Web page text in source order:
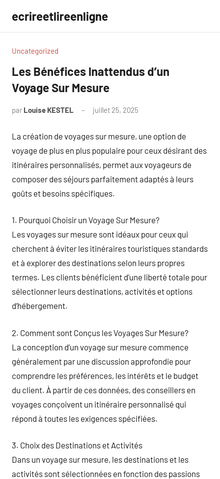
contenu
ecrireetlireenligne
Uncategorized
Les Bénéfices Inattendus d’un
Voyage Sur Mesure
par Louise KESTEL juillet 25, 2025
La création de voyages sur mesure, une option de
voyage de plus en plus populaire pour ceux désirant des
itinéraires personnalisés, permet aux voyageurs de
composer des séjours parfaitement adaptés à leurs
goûts et besoins spécifiques.
1. Pourquoi Choisir un Voyage Sur Mesure?
Les voyages sur mesure sont idéaux pour ceux qui
cherchent à éviter les itinéraires touristiques standards
et à explorer des destinations selon leurs propres
termes. Les clients bénéficient d’une liberté totale pour
sélectionner leurs destinations, activités et options
d’hébergement.
2. Comment sont Conçus les Voyages Sur Mesure?
La conception d’un voyage sur mesure commence
généralement par une discussion approfondie pour
comprendre les préférences, les intérêts et le budget
du client. À partir de ces données, des conseillers en
voyages conçoivent un itinéraire personnalisé qui
répond à toutes les exigences spécifiées.
3. Choix des Destinations et Activités
Dans un voyage sur mesure, les destinations et les
activités sont sélectionnées en fonction des passions